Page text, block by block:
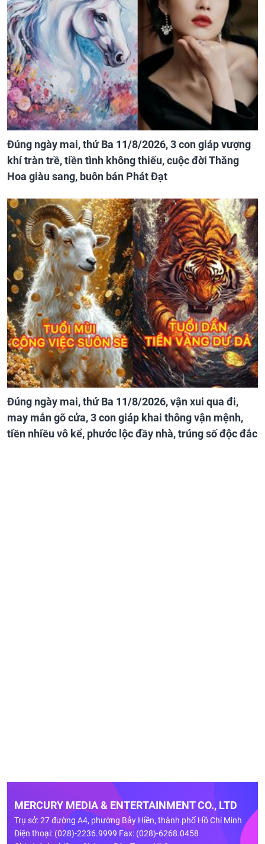
Đúng ngày mai, thứ Ba 11/8/2026, 3 con giáp vượng
khí tràn trề, tiền tình không thiếu, cuộc đời Thăng
Hoa giàu sang, buôn bán Phát Đạt
Đúng ngày mai, thứ Ba 11/8/2026, vận xui qua đi,
may mắn gõ cửa, 3 con giáp khai thông vận mệnh,
tiền nhiều vô kể, phước lộc đầy nhà, trúng số độc đắc
MERCURY MEDIA & ENTERTAINMENT CO., LTD
Trụ sở: 27 đường A4, phường Bảy Hiền, thành phố Hồ Chí Minh
Điện thoại: (028)-2236.9999 Fax: (028)-6268.0458